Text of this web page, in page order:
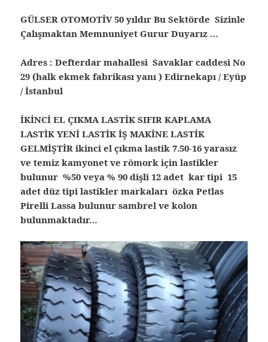
GÜLSER OTOMOTİV 50 yıldır Bu Sektörde Sizinle
Çalışmaktan Memnuniyet Gurur Duyarız …
Adres : Defterdar mahallesi Savaklar caddesi No
29 (halk ekmek fabrikası yanı ) Edirnekapı / Eyüp
/ İstanbul
İKİNCİ EL ÇIKMA LASTİK SIFIR KAPLAMA
LASTİK YENİ LASTİK İŞ MAKİNE LASTİK
GELMİŞTİR ikinci el çıkma lastik 7.50-16 yarasız
ve temiz kamyonet ve römork için lastikler
bulunur %50 veya % 90 dişli 12 adet kar tipi 15
adet düz tipi lastikler markaları özka Petlas
Pirelli Lassa bulunur sambrel ve kolon
bulunmaktadır…